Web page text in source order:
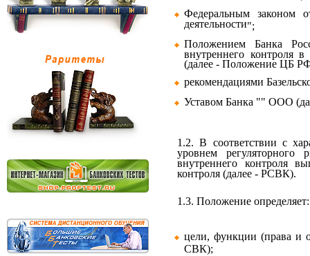
Федеральным законом
деятельности";
Положением Банка
внутреннего контроля
(далее - Положение ЦБ
рекомендациями
Уставом Банка "" ООО
1.2. В соответствии с
уровнем регуляторного
внутреннего контроля
контроля (далее - РСВК).
1.3. Положение определяет:
цели, функции (права и
СВК);